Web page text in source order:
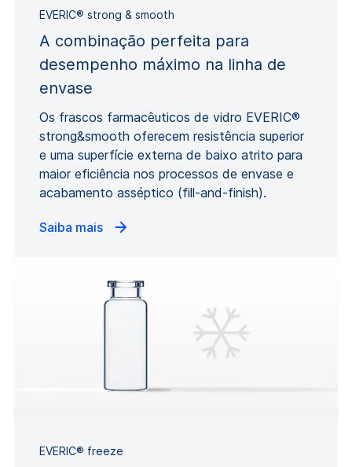
EVERIC® strong & smooth
A combinação perfeita para
desempenho máximo na linha de
envase
Os frascos farmacêuticos de vidro EVERIC®
strong&smooth oferecem resistência superior
e uma superfície externa de baixo atrito para
maior eficiência nos processos de envase e
acabamento asséptico (fill-and-finish).
Saiba mais
EVERIC® freeze